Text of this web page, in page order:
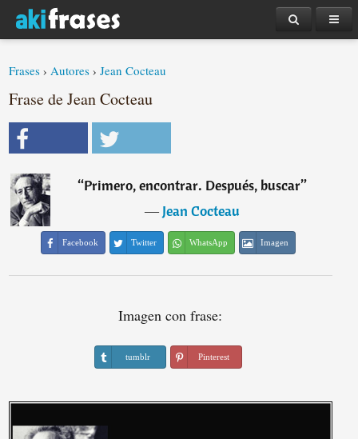
Frases ›Autores ›Jean Cocteau
Frase de Jean Cocteau
“Primero, encontrar. Después, buscar”
―Jean Cocteau
Facebook Twitter WhatsApp Imagen
Imagen con frase:
tumblr Pinterest